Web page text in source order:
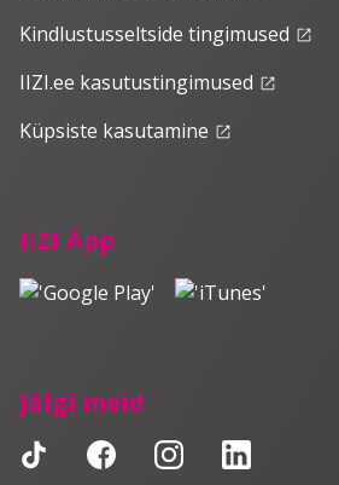
IIZI Äpp
Jälgi meid
Kindlustusseltside tingimused launch
IIZI.ee kasutustingimused launch
Küpsiste kasutamine launch